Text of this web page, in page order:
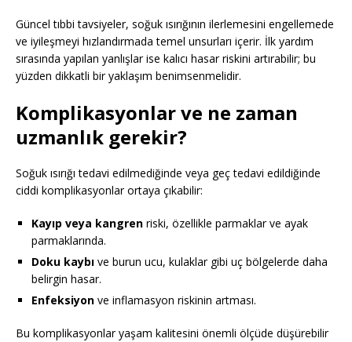
Güncel tıbbi tavsiyeler, soğuk ısırığının ilerlemesini engellemede
ve iyileşmeyi hızlandırmada temel unsurları içerir. İlk yardım
sırasında yapılan yanlışlar ise kalıcı hasar riskini artırabilir; bu
yüzden dikkatli bir yaklaşım benimsenmelidir.
Komplikasyonlar ve ne zaman
uzmanlık gerekir?
Soğuk ısırığı tedavi edilmediğinde veya geç tedavi edildiğinde
ciddi komplikasyonlar ortaya çıkabilir:
Kayıp veya kangren riski, özellikle parmaklar ve ayak
parmaklarında.
Doku kaybı ve burun ucu, kulaklar gibi uç bölgelerde daha
belirgin hasar.
Enfeksiyon ve inflamasyon riskinin artması.
Bu komplikasyonlar yaşam kalitesini önemli ölçüde düşürebilir